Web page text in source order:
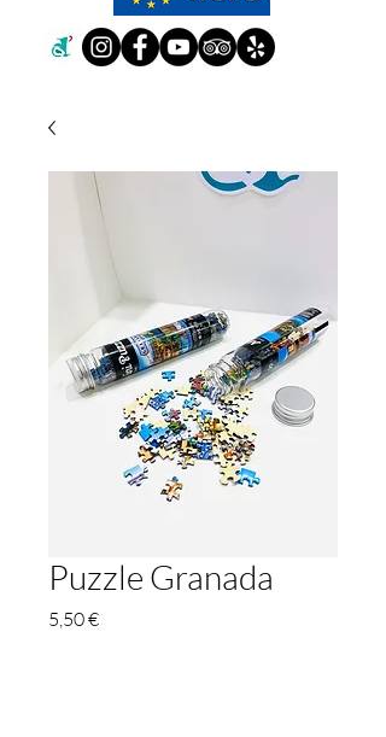
Puzzle Granada
5,50 €Prezzo